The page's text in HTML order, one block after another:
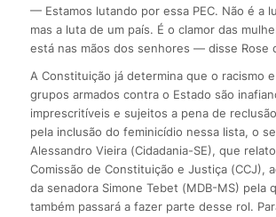
— Estamos lutando por essa PEC. Não é a
mas a luta de um país. É o clamor das
está nas mãos dos senhores — disse Rose
A Constituição já determina que o racismo
grupos armados contra o Estado são
imprescritíveis e sujeitos a pena de
pela inclusão do feminicídio nessa lista, o
Alessandro Vieira (Cidadania-SE), que
Comissão de Constituição e Justiça (CCJ),
da senadora Simone Tebet (MDB-MS) pela
também passará a fazer parte desse rol.